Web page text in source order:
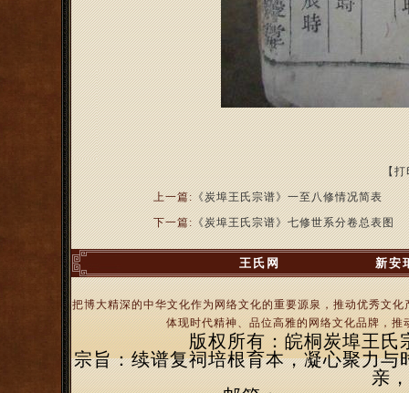
【打
上一篇:《炭埠王氏宗谱》一至八修情况简表
下一篇:《炭埠王氏宗谱》七修世系分卷总表图
王氏网 新安
把博大精深的中华文化作为网络文化的重要源泉，推动优秀文
体现时代精神、品位高雅的网络文化品牌，
版权所有：皖桐炭埠王氏
宗旨：续谱复祠培根育本，凝心聚力
亲